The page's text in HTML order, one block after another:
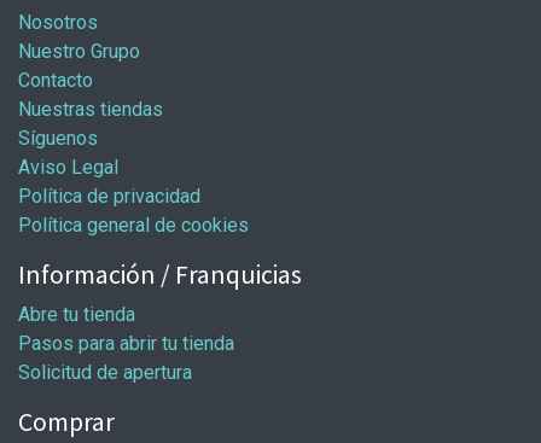
Nosotros
Nuestro Grupo
Contacto
Nuestras tiendas
Síguenos
Aviso Legal
Política de privacidad
Política general de cookies
Información / Franquicias
Abre tu tienda
Pasos para abrir tu tienda
Solicitud de apertura
Comprar